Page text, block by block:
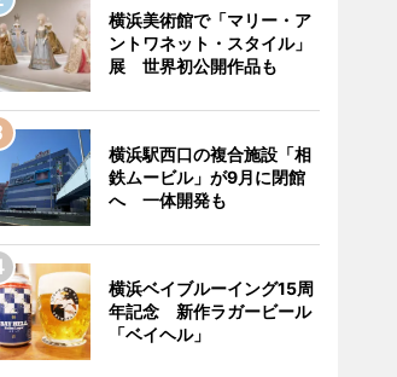
横浜美術館で「マリー・ア
ントワネット・スタイル」
展 世界初公開作品も
横浜駅西口の複合施設「相
鉄ムービル」が9月に閉館
へ 一体開発も
横浜ベイブルーイング15周
年記念 新作ラガービール
「ベイヘル」